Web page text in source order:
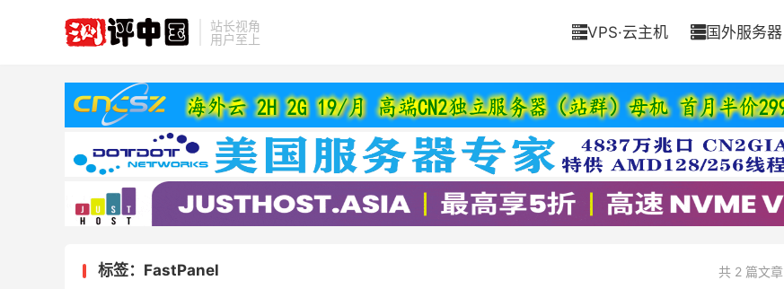
站长视角
用户至上
VPS·云主机 国外服务器
共 2 篇文章
标签：FastPanel